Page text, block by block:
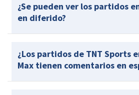
¿Se pueden ver los partidos
en diferido?
¿Los partidos de TNT Sports
Max tienen comentarios en